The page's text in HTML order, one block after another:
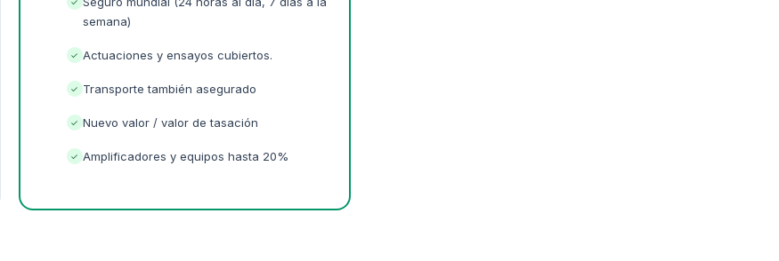
semana)
✓ Actuaciones y ensayos cubiertos.
✓ Transporte también asegurado
✓ Nuevo valor / valor de tasación
✓ Amplificadores y equipos hasta 20%